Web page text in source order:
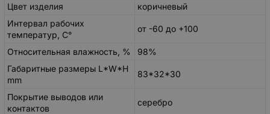
Цвет изделия
коричневый
Интервал рабочих
температур, С°
от -60 до +100
Относительная влажность, %
98%
Габаритные размеры L*W*H
mm
83*32*30
Покрытие выводов или
контактов
серебро